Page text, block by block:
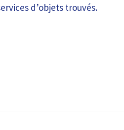
d’objets trouvés.